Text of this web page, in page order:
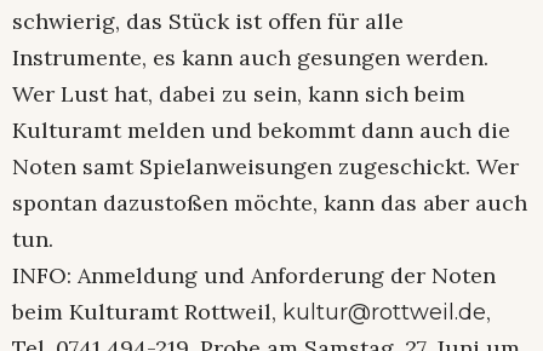
schwierig, das Stück ist offen für alle
Instrumente, es kann auch gesungen werden.
Wer Lust hat, dabei zu sein, kann sich beim
Kulturamt melden und bekommt dann auch die
Noten samt Spielanweisungen zugeschickt. Wer
spontan dazustoßen möchte, kann das aber auch
tun.
INFO: Anmeldung und Anforderung der Noten
beim Kulturamt Rottweil, kultur@rottweil.de,